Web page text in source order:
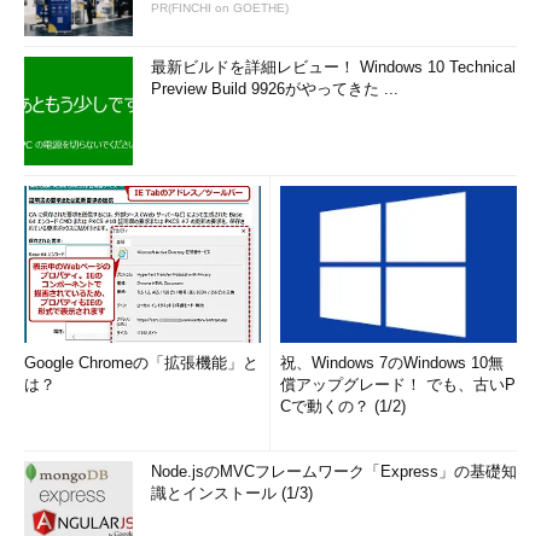
PR(FINCHI on GOETHE)
最新ビルドを詳細レビュー！ Windows 10 Technical
Preview Build 9926がやってきた ...
Google Chromeの「拡張機能」と
は？
祝、Windows 7のWindows 10無
償アップグレード！ でも、古いP
Cで動くの？ (1/2)
Node.jsのMVCフレームワーク「Express」の基礎知
識とインストール (1/3)